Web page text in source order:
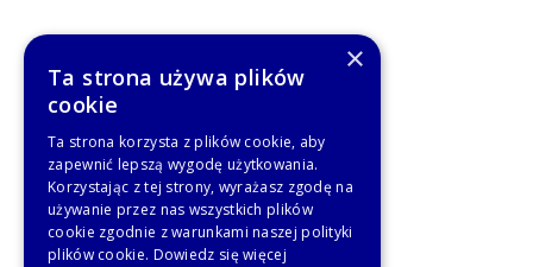
×
Ta strona używa plików
cookie
Ta strona korzysta z plików cookie, aby
zapewnić lepszą wygodę użytkowania.
Korzystając z tej strony, wyrażasz zgodę na
używanie przez nas wszystkich plików
cookie zgodnie z warunkami naszej polityki
plików cookie. Dowiedz się więcej